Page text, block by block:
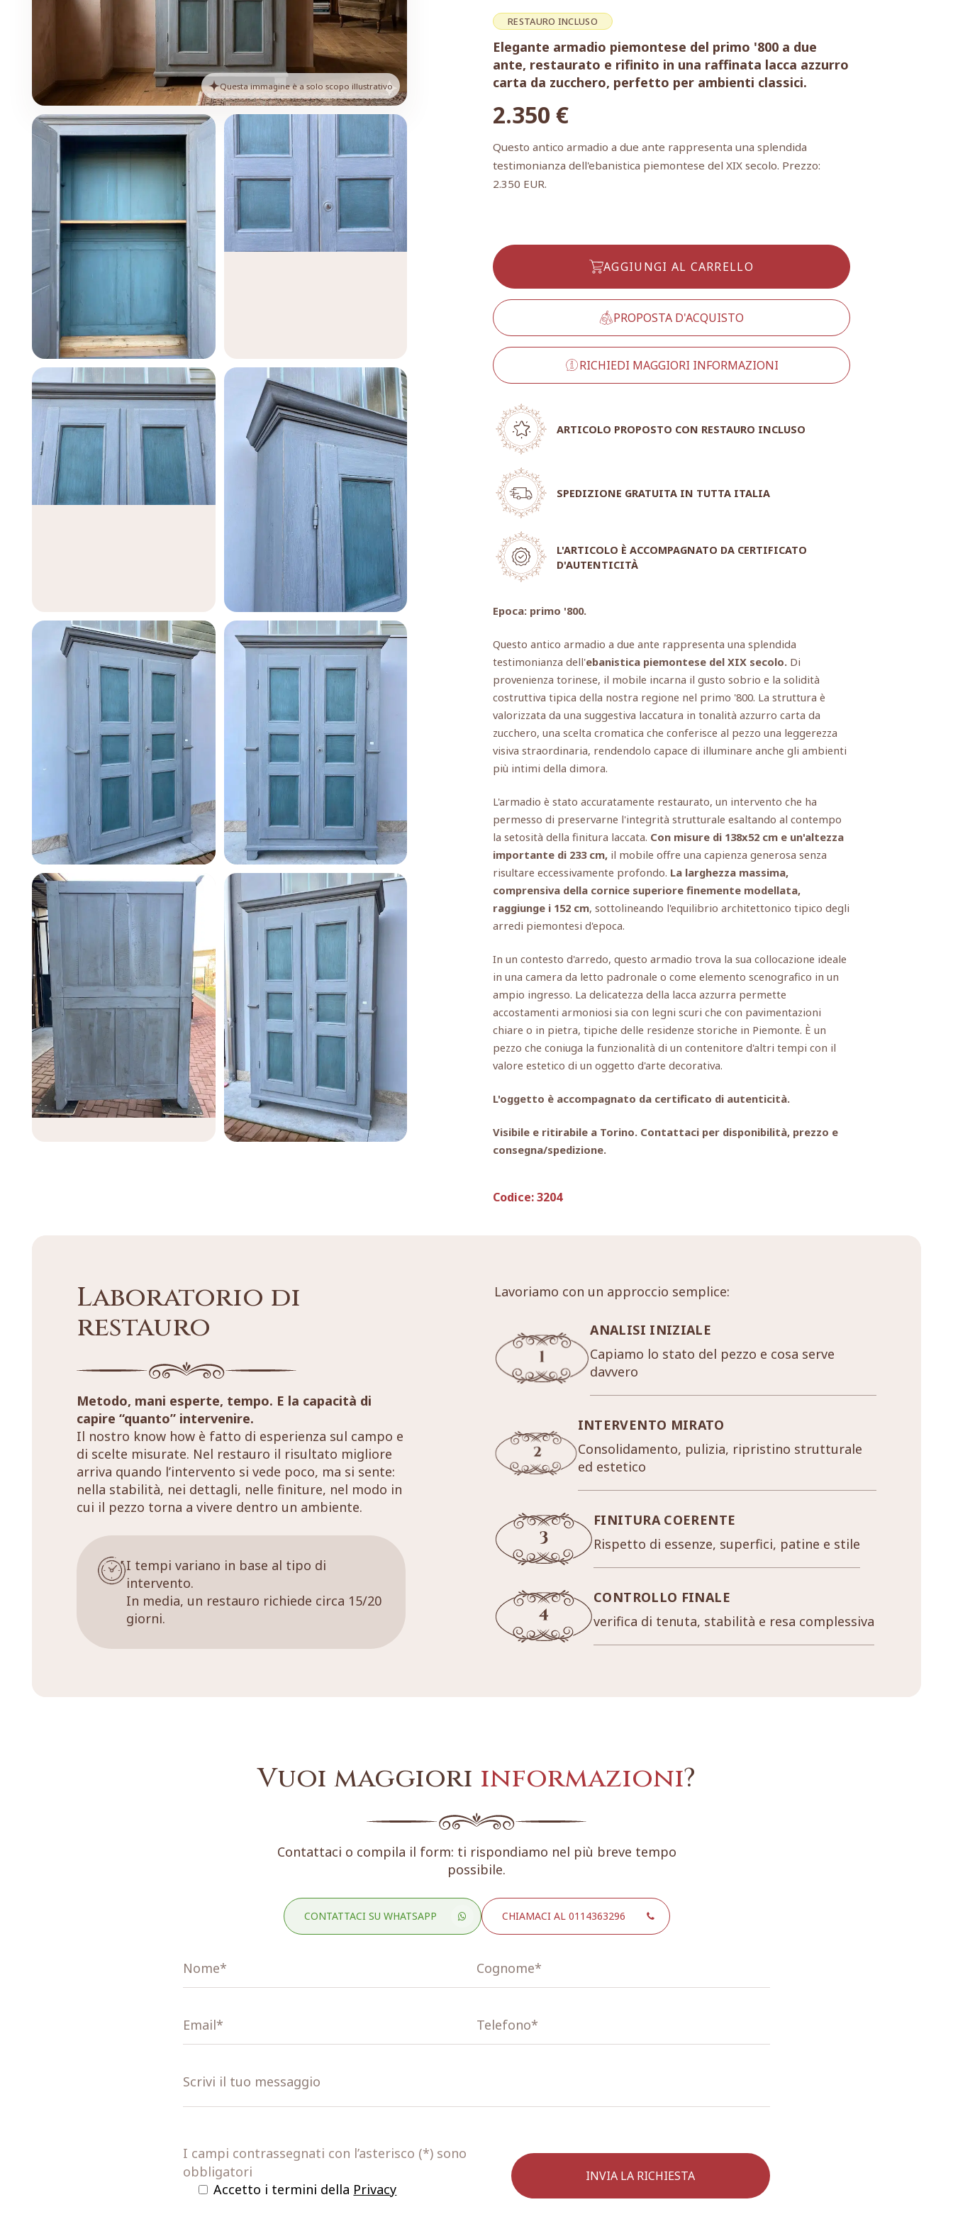
Questa immagine è a solo scopo illustrativo
RESTAURO INCLUSO
Elegante armadio piemontese del primo '800 a due
ante, restaurato e rifinito in una raffinata lacca azzurro
carta da zucchero, perfetto per ambienti classici.
2.350 €
Questo antico armadio a due ante rappresenta una splendida
testimonianza dell'ebanistica piemontese del XIX secolo. Prezzo:
2.350 EUR.
AGGIUNGI AL CARRELLO
PROPOSTA D'ACQUISTO
RICHIEDI MAGGIORI INFORMAZIONI
ARTICOLO PROPOSTO CON RESTAURO INCLUSO
SPEDIZIONE GRATUITA IN TUTTA ITALIA
L'ARTICOLO È ACCOMPAGNATO DA CERTIFICATO
D'AUTENTICITÀ
Epoca: primo '800.
Questo antico armadio a due ante rappresenta una splendida
testimonianza dell'ebanistica piemontese del XIX secolo. Di
provenienza torinese, il mobile incarna il gusto sobrio e la solidità
costruttiva tipica della nostra regione nel primo '800. La struttura è
valorizzata da una suggestiva laccatura in tonalità azzurro carta da
zucchero, una scelta cromatica che conferisce al pezzo una leggerezza
visiva straordinaria, rendendolo capace di illuminare anche gli ambienti
più intimi della dimora.
L'armadio è stato accuratamente restaurato, un intervento che ha
permesso di preservarne l'integrità strutturale esaltando al contempo
la setosità della finitura laccata. Con misure di 138x52 cm e un'altezza
importante di 233 cm, il mobile offre una capienza generosa senza
risultare eccessivamente profondo. La larghezza massima,
comprensiva della cornice superiore finemente modellata,
raggiunge i 152 cm, sottolineando l'equilibrio architettonico tipico degli
arredi piemontesi d'epoca.
In un contesto d'arredo, questo armadio trova la sua collocazione ideale
in una camera da letto padronale o come elemento scenografico in un
ampio ingresso. La delicatezza della lacca azzurra permette
accostamenti armoniosi sia con legni scuri che con pavimentazioni
chiare o in pietra, tipiche delle residenze storiche in Piemonte. È un
pezzo che coniuga la funzionalità di un contenitore d'altri tempi con il
valore estetico di un oggetto d'arte decorativa.
L'oggetto è accompagnato da certificato di autenticità.
Visibile e ritirabile a Torino. Contattaci per disponibilità, prezzo e
consegna/spedizione.
Codice:3204
Laboratorio di
restauro
Metodo, mani esperte, tempo. E la capacità di
capire “quanto” intervenire.
Il nostro know how è fatto di esperienza sul campo e
di scelte misurate. Nel restauro il risultato migliore
arriva quando l’intervento si vede poco, ma si sente:
nella stabilità, nei dettagli, nelle finiture, nel modo in
cui il pezzo torna a vivere dentro un ambiente.
I tempi variano in base al tipo di
intervento.
In media, un restauro richiede circa 15/20
giorni.
Lavoriamo con un approccio semplice:
ANALISI INIZIALE
Capiamo lo stato del pezzo e cosa serve
davvero
INTERVENTO MIRATO
Consolidamento, pulizia, ripristino strutturale
ed estetico
FINITURA COERENTE
Rispetto di essenze, superfici, patine e stile
CONTROLLO FINALE
verifica di tenuta, stabilità e resa complessiva
Vuoi maggiori informazioni?
Contattaci o compila il form: ti rispondiamo nel più breve tempo
possibile.
CONTATTACI SU WHATSAPP CHIAMACI AL 0114363296
I campi contrassegnati con l’asterisco (*) sono
obbligatori
Accetto i termini della Privacy